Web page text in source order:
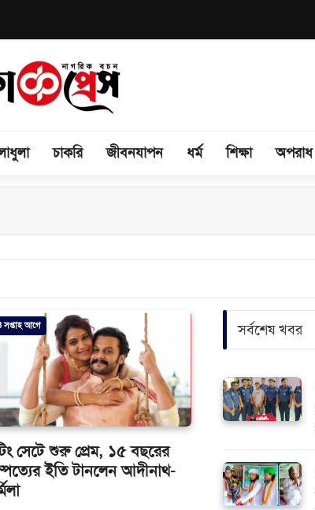
চাকরি জীবনযাপন ধর্ম শিক্ষা অপরাধ
সপ্তাহ আগে
সেটে শুরু প্রেম, ১৫ বছরের
ইতি টানলেন আদীনাথ-
সর্বশেষ খবর